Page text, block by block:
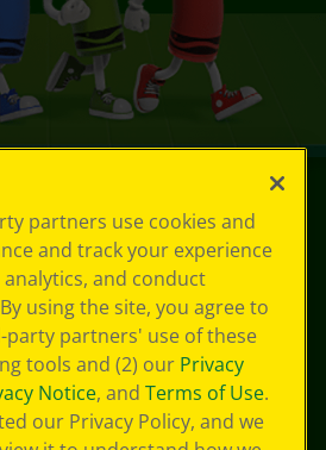
Reserved.
partners use cookies and
and track your experience
and conduct
using the site, you agree to
partners' use of these
tools and (2) our Privacy
Notice, and Terms of Use.
our Privacy Policy, and we